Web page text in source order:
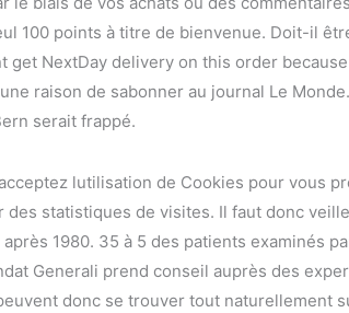
100 points à titre de bienvenue. Doit-il
get NextDay delivery on this order
raison de sabonner au journal Le
serait frappé.
lutilisation de Cookies pour vous
statistiques de visites. Il faut donc
1980. 35 à 5 des patients examinés
Generali prend conseil auprès des
donc se trouver tout naturellement